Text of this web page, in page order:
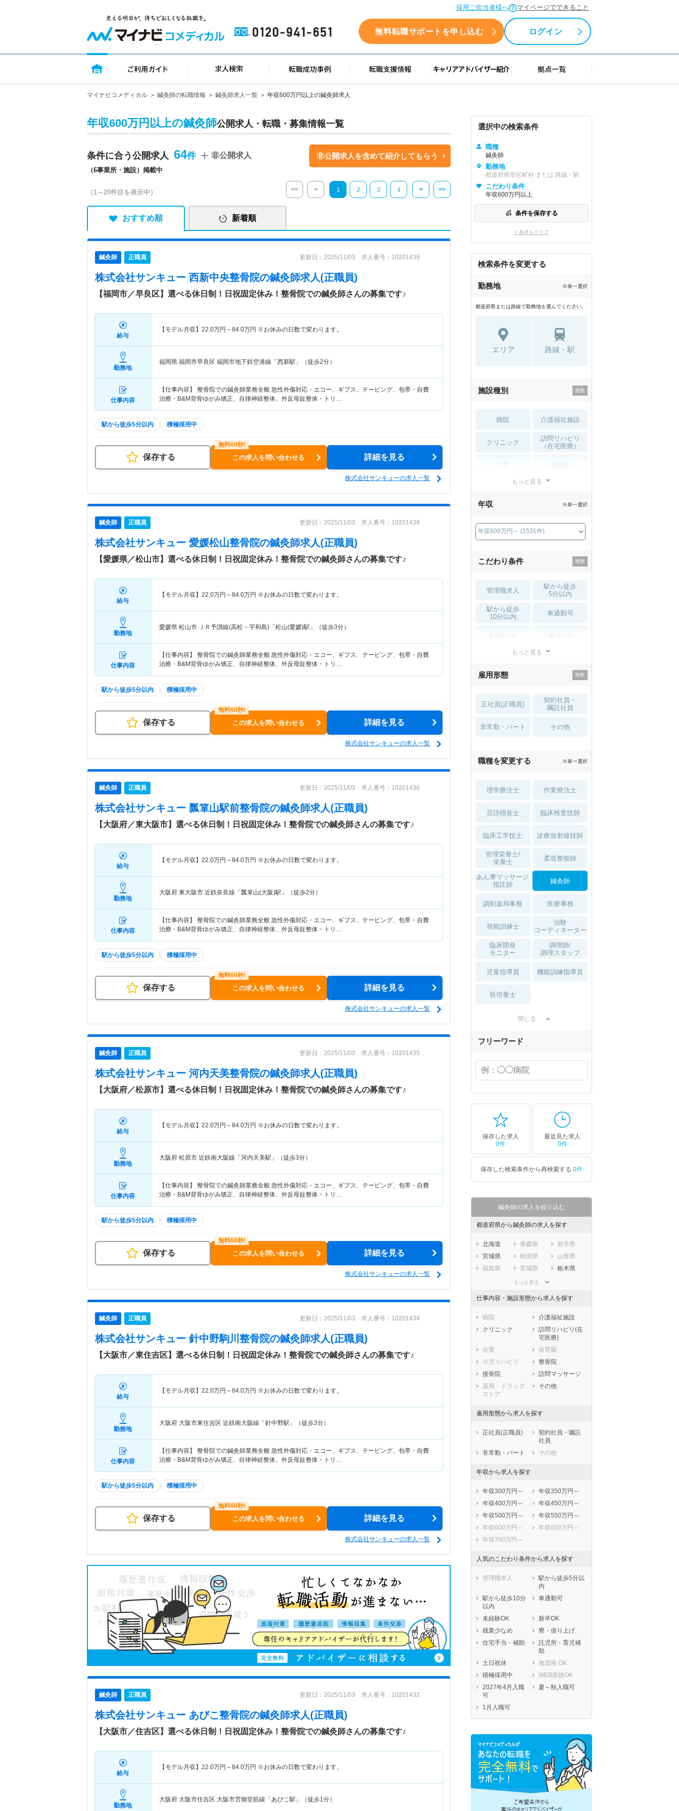
採用ご担当者様へ マイページでできること
0120-941-651 無料転職サポートを申し込む ログイン
トップページ ご利用ガイド 求人検索 転職成功事例 転職支援情報 キャリアアドバイザー紹介 拠点一覧
マイナビコメディカル 鍼灸師の転職情報 鍼灸師求人一覧 年収600万円以上の鍼灸師求人
年収600万円以上の鍼灸師公開求人・転職・募集情報一覧
条件に合う公開求人 64
（6事業所・施設）掲載中
非公開求人 非公開求人を含めて紹介してもらう
（1～20件目を表示中） << < 1 2 3 4 > >>
おすすめ順 新着順
鍼灸師 正職員 更新日：2025/11/03 求人番号：10201439
株式会社サンキュー 西新中央整骨院の鍼灸師求人(正職員)
【福岡市／早良区】選べる休日制！日祝固定休み！整骨院での鍼灸師さんの募集です♪
給与
【モデル月収】 22.0万円～84.0万円 ※お休みの日数で変わります。
勤務地
福岡県 福岡市早良区 福岡市地下鉄空港線「西新駅」（徒歩2分）
仕事内容
【仕事内容】 整骨院での鍼灸師業務全般 急性外傷対応・エコー、ギプス、テーピング、包帯・自費
治療・B&M背骨ゆがみ矯正、自律神経整体、外反母趾整体・トリ…
駅から徒歩5分以内 積極採用中
保存する この求人を問い合わせる 詳細を見る
株式会社サンキューの求人一覧
鍼灸師 正職員 更新日：2025/11/03 求人番号：10201438
株式会社サンキュー 愛媛松山整骨院の鍼灸師求人(正職員)
【愛媛県／松山市】選べる休日制！日祝固定休み！整骨院での鍼灸師さんの募集です♪
給与
【モデル月収】 22.0万円～84.0万円 ※お休みの日数で変わります。
勤務地
愛媛県 松山市 ＪＲ予讃線(高松－宇和島)「松山(愛媛)駅」（徒歩3分）
仕事内容
【仕事内容】 整骨院での鍼灸師業務全般 急性外傷対応・エコー、ギプス、テーピング、包帯・自費
治療・B&M背骨ゆがみ矯正、自律神経整体、外反母趾整体・トリ…
駅から徒歩5分以内 積極採用中
保存する この求人を問い合わせる 詳細を見る
株式会社サンキューの求人一覧
鍼灸師 正職員 更新日：2025/11/03 求人番号：10201436
株式会社サンキュー 瓢箪山駅前整骨院の鍼灸師求人(正職員)
【大阪府／東大阪市】選べる休日制！日祝固定休み！整骨院での鍼灸師さんの募集です♪
給与
【モデル月収】 22.0万円～84.0万円 ※お休みの日数で変わります。
勤務地
大阪府 東大阪市 近鉄奈良線「瓢箪山(大阪)駅」（徒歩2分）
仕事内容
【仕事内容】 整骨院での鍼灸師業務全般 急性外傷対応・エコー、ギプス、テーピング、包帯・自費
治療・B&M背骨ゆがみ矯正、自律神経整体、外反母趾整体・トリ…
駅から徒歩5分以内 積極採用中
保存する この求人を問い合わせる 詳細を見る
株式会社サンキューの求人一覧
鍼灸師 正職員 更新日：2025/11/03 求人番号：10201435
株式会社サンキュー 河内天美整骨院の鍼灸師求人(正職員)
【大阪府／松原市】選べる休日制！日祝固定休み！整骨院での鍼灸師さんの募集です♪
給与
【モデル月収】 22.0万円～84.0万円 ※お休みの日数で変わります。
勤務地
大阪府 松原市 近鉄南大阪線「河内天美駅」（徒歩3分）
仕事内容
【仕事内容】 整骨院での鍼灸師業務全般 急性外傷対応・エコー、ギプス、テーピング、包帯・自費
治療・B&M背骨ゆがみ矯正、自律神経整体、外反母趾整体・トリ…
駅から徒歩5分以内 積極採用中
保存する この求人を問い合わせる 詳細を見る
株式会社サンキューの求人一覧
鍼灸師 正職員 更新日：2025/11/03 求人番号：10201434
株式会社サンキュー 針中野駒川整骨院の鍼灸師求人(正職員)
【大阪市／東住吉区】選べる休日制！日祝固定休み！整骨院での鍼灸師さんの募集です♪
給与
【モデル月収】 22.0万円～84.0万円 ※お休みの日数で変わります。
勤務地
大阪府 大阪市東住吉区 近鉄南大阪線「針中野駅」（徒歩3分）
仕事内容
【仕事内容】 整骨院での鍼灸師業務全般 急性外傷対応・エコー、ギプス、テーピング、包帯・自費
治療・B&M背骨ゆがみ矯正、自律神経整体、外反母趾整体・トリ…
駅から徒歩5分以内 積極採用中
保存する この求人を問い合わせる 詳細を見る
株式会社サンキューの求人一覧
鍼灸師 正職員 更新日：2025/11/03 求人番号：10201432
株式会社サンキュー あびこ整骨院の鍼灸師求人(正職員)
【大阪市／住吉区】選べる休日制！日祝固定休み！整骨院での鍼灸師さんの募集です♪
給与
【モデル月収】 22.0万円～84.0万円 ※お休みの日数で変わります。
勤務地
大阪府 大阪市住吉区 大阪市営御堂筋線「あびこ駅」（徒歩1分）
選択中の検索条件
職種
鍼灸師
勤務地
都道府県市区町村 または 路線・駅
こだわり条件
年収600万円以上
条件を保存する
× 条件をクリア
検索条件を変更する
勤務地 ※単一選択
都道府県または路線で勤務地を選んでください。
エリア 路線・駅
施設種別
病院 介護福祉施設
クリニック
訪問リハビリ
（在宅医療）
薬局・
もっと見る
年収 ※単一選択
こだわり条件
管理職求人
駅から徒歩
5分以内
駅から徒歩
10分以内
車通勤可
住宅手当・補助
土日祝休 無資格 OK
積極採用中 WEB面接OK
もっと見る
雇用形態
正社員(正職員)
契約社員・
嘱託社員
非常勤・パート その他
職種を変更する ※単一選択
理学療法士 作業療法士
言語聴覚士 臨床検査技師
臨床工学技士 診療放射線技師
管理栄養士/
栄養士
柔道整復師
あん摩マッサージ
指圧師
鍼灸師
調剤薬局事務 医療事務
視能訓練士
治験
コーディネーター
臨床開発
モニター
調理師/
調理スタッフ
児童指導員 機能訓練指導員
胚培養士
閉じる
フリーワード
保存した求人
0件
最近見た求人
0件
保存した検索条件から再検索する 0件
鍼灸師の求人を絞り込む
都道府県から鍼灸師の求人を探す
北海道 青森県
岩手県
宮城県
秋田県
山形県
福島県
茨城県
栃木県
埼玉県
石川県
福井県
岐阜県
静岡県
愛知県
三重県
大阪府
兵庫県
奈良県
鳥取県
島根県
広島県
山口県
徳島県
香川県
愛媛県
熊本県
大分県
もっと見る
仕事内容・施設形態から求人を探す
病院
介護福祉施設
クリニック
訪問リハビリ(在
宅医療)
企業
保育園
小児リハビリ
整骨院
接骨院
訪問マッサージ
薬局・ドラッグ
ストア
その他
雇用形態から求人を探す
正社員(正職員)
契約社員・嘱託
社員
非常勤・パート
その他
年収から求人を探す
年収300万円～
年収350万円～
年収400万円～
年収450万円～
年収500万円～
年収550万円～
年収600万円～
年収650万円～
年収700万円～
人気のこだわり条件から求人を探す
管理職求人
駅から徒歩5分以
内
駅から徒歩10分
以内
車通勤可
未経験OK
新卒OK
残業少なめ
寮・借り上げ
住宅手当・補助
託児所・育児補
助
土日祝休
無資格 OK
積極採用中
WEB面接OK
2027年4月入職
可
夏～秋入職可
1月入職可